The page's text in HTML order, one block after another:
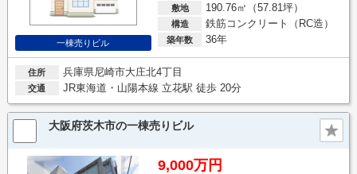
一棟売りビル
敷地 190.76㎡（57.81坪）
構造 鉄筋コンクリート（RC造）
築年数 36年
住所 兵庫県尼崎市大庄北4丁目
交通 JR東海道・山陽本線 立花駅 徒歩 20分
大阪府茨木市の一棟売りビル
9,000万円